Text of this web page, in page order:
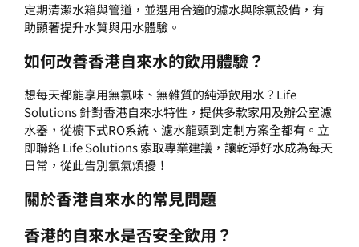
定期清潔水箱與管道，並選用合適的濾水與除氯設備，有
助顯著提升水質與用水體驗。
如何改善香港自來水的飲用體驗？
想每天都能享用無氯味、無雜質的純淨飲用水？Life
Solutions 針對香港自來水特性，提供多款家用及辦公室濾
水器，從櫥下式RO系統、濾水龍頭到定制方案全都有。立
即聯絡Life Solutions索取專業建議，讓乾淨好水成為每天
日常，從此告別氯氣煩擾！
關於香港自來水的常見問題
香港的自來水是否安全飲用？